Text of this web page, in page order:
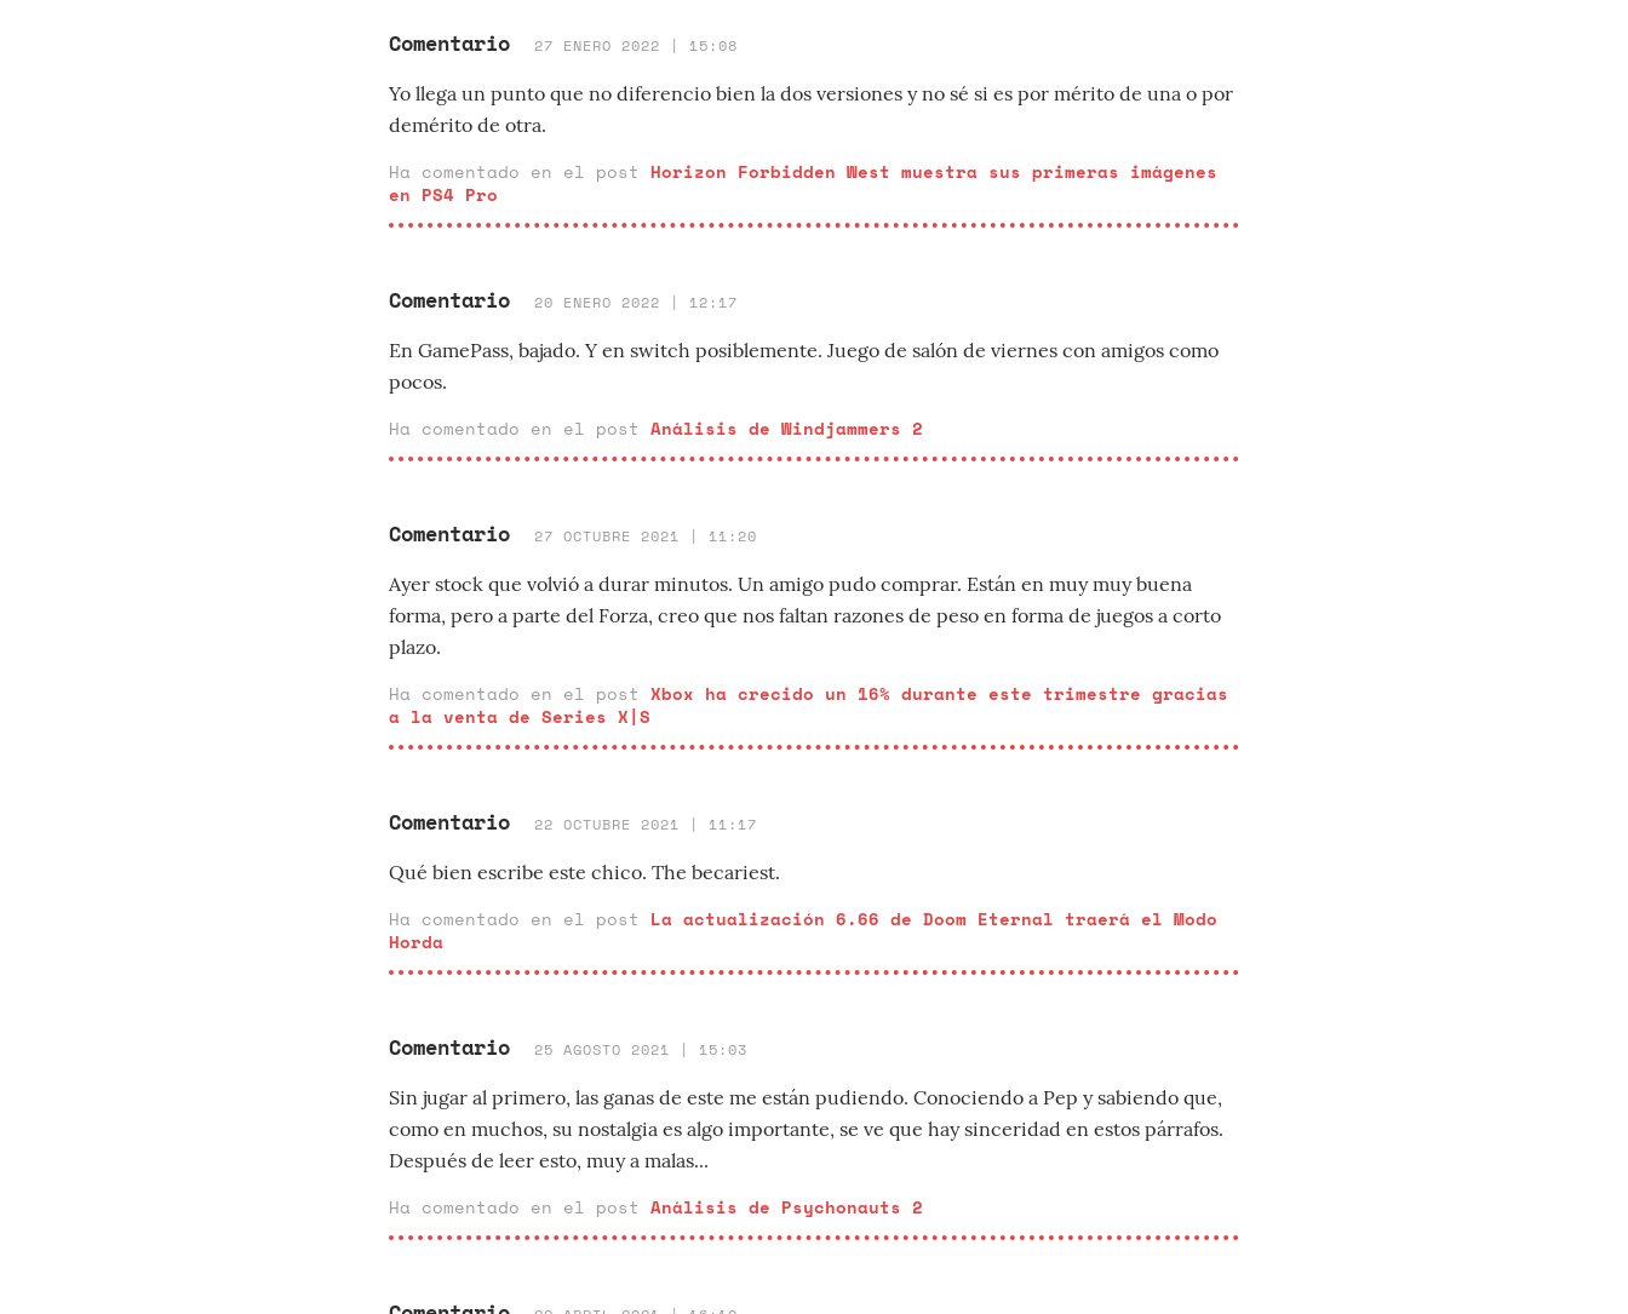
Comentario 27 ENERO 2022 | 15:08
Yo llega un punto que no diferencio bien la dos versiones y no sé si es por mérito de una o por
demérito de otra.
Ha comentado en el post Horizon Forbidden West muestra sus primeras imágenes
en PS4 Pro
Comentario 20 ENERO 2022 | 12:17
En GamePass, bajado. Y en switch posiblemente. Juego de salón de viernes con amigos como
pocos.
Ha comentado en el post Análisis de Windjammers 2
Comentario 27 OCTUBRE 2021 | 11:20
Ayer stock que volvió a durar minutos. Un amigo pudo comprar. Están en muy muy buena
forma, pero a parte del Forza, creo que nos faltan razones de peso en forma de juegos a corto
plazo.
Ha comentado en el post Xbox ha crecido un 16% durante este trimestre gracias
a la venta de Series X|S
Comentario 22 OCTUBRE 2021 | 11:17
Qué bien escribe este chico. The becariest.
Ha comentado en el post La actualización 6.66 de Doom Eternal traerá el Modo
Horda
Comentario 25 AGOSTO 2021 | 15:03
Sin jugar al primero, las ganas de este me están pudiendo. Conociendo a Pep y sabiendo que,
como en muchos, su nostalgia es algo importante, se ve que hay sinceridad en estos párrafos.
Después de leer esto, muy a malas...
Ha comentado en el post Análisis de Psychonauts 2